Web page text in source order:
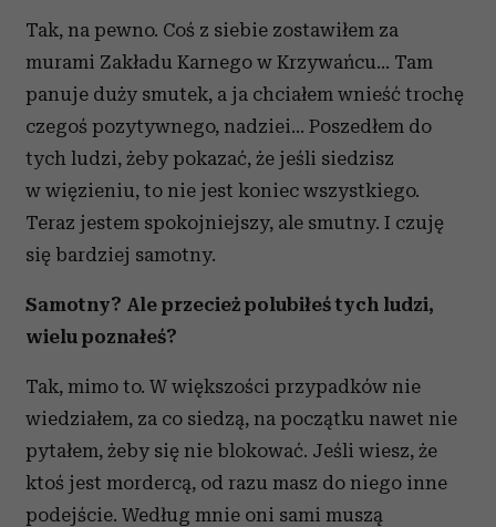
Tak, na pewno. Coś z siebie zostawiłem za
murami Zakładu Karnego w Krzywańcu... Tam
panuje duży smutek, a ja chciałem wnieść trochę
czegoś pozytywnego, nadziei... Poszedłem do
tych ludzi, żeby pokazać, że jeśli siedzisz
w więzieniu, to nie jest koniec wszystkiego.
Teraz jestem spokojniejszy, ale smutny. I czuję
się bardziej samotny.
Samotny? Ale przecież polubiłeś tych ludzi,
wielu poznałeś?
Tak, mimo to. W większości przypadków nie
wiedziałem, za co siedzą, na początku nawet nie
pytałem, żeby się nie blokować. Jeśli wiesz, że
ktoś jest mordercą, od razu masz do niego inne
podejście. Według mnie oni sami muszą